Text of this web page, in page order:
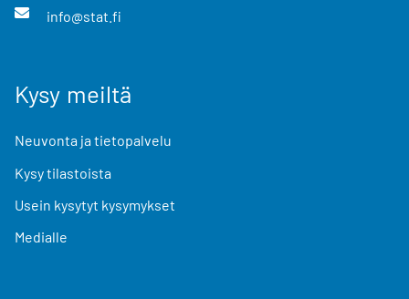
info@stat.fi
Kysy meiltä
Neuvonta ja tietopalvelu
Kysy tilastoista
Usein kysytyt kysymykset
Medialle